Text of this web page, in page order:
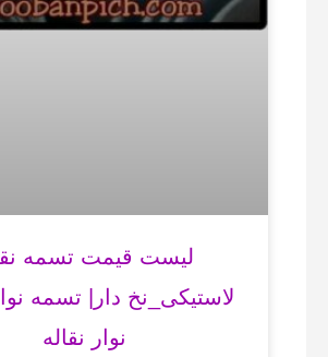
لیست قیمت تسمه
لاستیکی_نخ دار| تسمه
نوار نقاله